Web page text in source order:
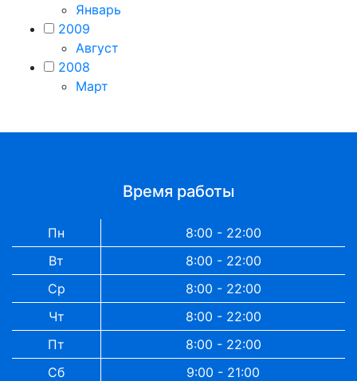
Январь
2009
Август
2008
Март
Время работы
Пн
8:00 - 22:00
Вт
8:00 - 22:00
Ср
8:00 - 22:00
Чт
8:00 - 22:00
Пт
8:00 - 22:00
Сб
9:00 - 21:00